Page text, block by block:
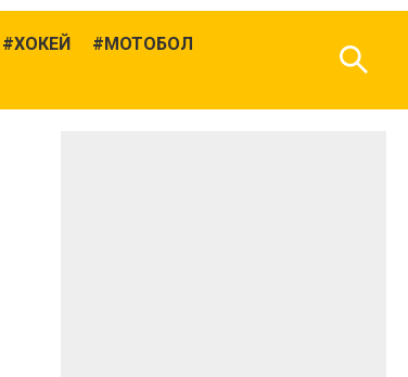
ХОКЕЙ
МОТОБОЛ